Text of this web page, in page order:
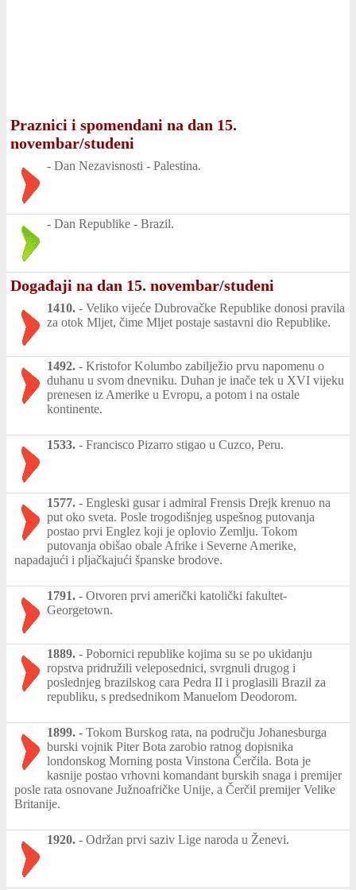
Praznici i spomendani na dan 15.
novembar/studeni
- Dan Nezavisnosti - Palestina.
- Dan Republike - Brazil.
Događaji na dan 15. novembar/studeni
1410. - Veliko vijeće Dubrovačke Republike donosi pravila
za otok Mljet, čime Mljet postaje sastavni dio Republike.
1492. - Kristofor Kolumbo zabilježio prvu napomenu o
duhanu u svom dnevniku. Duhan je inače tek u XVI vijeku
prenesen iz Amerike u Evropu, a potom i na ostale
kontinente.
1533. - Francisco Pizarro stigao u Cuzco, Peru.
1577. - Engleski gusar i admiral Frensis Drejk krenuo na
put oko sveta. Posle trogodišnjeg uspešnog putovanja
postao prvi Englez koji je oplovio Zemlju. Tokom
putovanja obišao obale Afrike i Severne Amerike,
napadajući i pljačkajući španske brodove.
1791. - Otvoren prvi američki katolički fakultet-
Georgetown.
1889. - Pobornici republike kojima su se po ukidanju
ropstva pridružili veleposednici, svrgnuli drugog i
poslednjeg brazilskog cara Pedra II i proglasili Brazil za
republiku, s predsednikom Manuelom Deodorom.
1899. - Tokom Burskog rata, na području Johanesburga
burski vojnik Piter Bota zarobio ratnog dopisnika
londonskog Morning posta Vinstona Čerčila. Bota je
kasnije postao vrhovni komandant burskih snaga i premijer
posle rata osnovane Južnoafričke Unije, a Čerčil premijer Velike
Britanije.
1920. - Održan prvi saziv Lige naroda u Ženevi.